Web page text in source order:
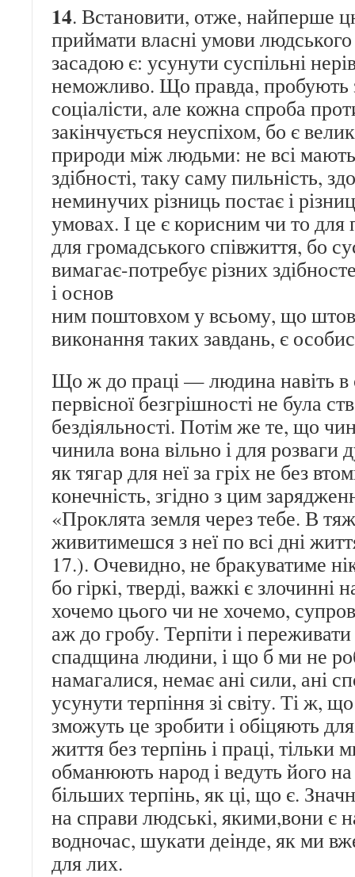
14. Встановити, отже, найперше
приймати власні умови
засадою є: усунути суспільні
неможливо. Що правда, пробують
соціалісти, але кожна спроба
закінчується неуспіхом, бо є
природи між людьми: не всі мають
здібності, таку саму пильність,
неминучих різниць постає і
умовах. І це є корисним чи то для
для громадського співжиття, бо
вимагає-потребує різних
і основ
ним поштовхом у всьому, що
виконання таких завдань, є
Що ж до праці — людина навіть в
первісної безгрішності не була
бездіяльності. Потім же те, що
чинила вона вільно і для
як тягар для неї за гріх не без
конечність, згідно з цим
«Проклята земля через тебе. В
живитимешся з неї по всі дні
17.). Очевидно, не бракуватиме
бо гіркі, тверді, важкі є злочинні
хочемо цього чи не хочемо,
аж до гробу. Терпіти і
спадщина людини, і що б ми не
намагалися, немає ані сили, ані
усунути терпіння зі світу. Ті ж,
зможуть це зробити і обіцяють
життя без терпінь і праці, тільки
обманюють народ і ведуть його
більших терпінь, як ці, що є.
на справи людські, якими,вони є
водночас, шукати деінде, як ми
для лих.